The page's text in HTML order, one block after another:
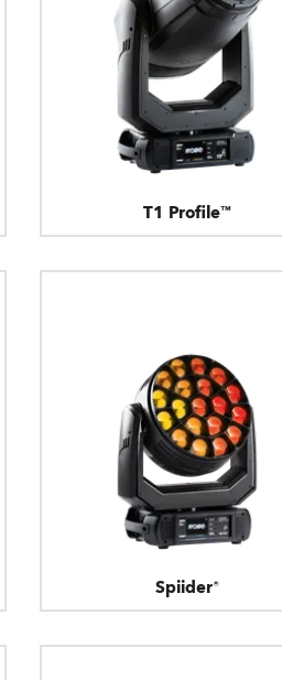
T1 Profile™
Spiider®